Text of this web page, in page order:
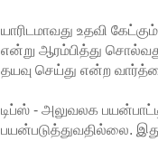
யாரிடமாவது உதவி
என்று ஆரம்பித்து
தயவு செய்து என்ற
டிப்ஸ் - அலுவலக
பயன்படுத்துவதில்லை.